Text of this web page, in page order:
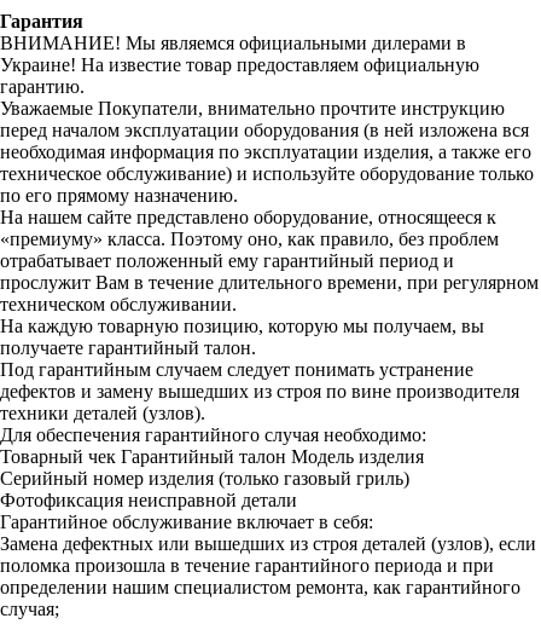
Гарантия
ВНИМАНИЕ! Мы являемся официальными дилерами в
Украине! На известие товар предоставляем официальную
гарантию.
Уважаемые Покупатели, внимательно прочтите инструкцию
перед началом эксплуатации оборудования (в ней изложена вся
необходимая информация по эксплуатации изделия, а также его
техническое обслуживание) и используйте оборудование только
по его прямому назначению.
На нашем сайте представлено оборудование, относящееся к
«премиуму» класса. Поэтому оно, как правило, без проблем
отрабатывает положенный ему гарантийный период и
прослужит Вам в течение длительного времени, при регулярном
техническом обслуживании.
На каждую товарную позицию, которую мы получаем, вы
получаете гарантийный талон.
Под гарантийным случаем следует понимать устранение
дефектов и замену вышедших из строя по вине производителя
техники деталей (узлов).
Для обеспечения гарантийного случая необходимо:
Товарный чек Гарантийный талон Модель изделия
Серийный номер изделия (только газовый гриль)
Фотофиксация неисправной детали
Гарантийное обслуживание включает в себя:
Замена дефектных или вышедших из строя деталей (узлов), если
поломка произошла в течение гарантийного периода и при
определении нашим специалистом ремонта, как гарантийного
случая;